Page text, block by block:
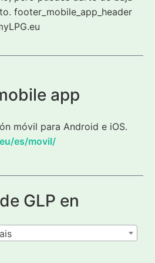
footer_mobile_app_header
app
móvil para Android e iOS.
es/movil/
GLP en